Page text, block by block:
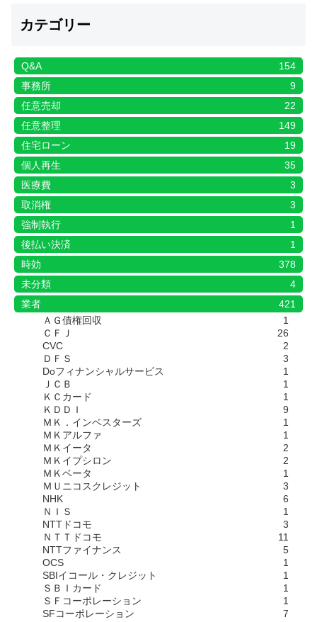
カテゴリー
Q&A
154
事務所
9
任意売却
22
任意整理
149
住宅ローン
19
個人再生
35
医療費
3
取消権
3
強制執行
1
後払い決済
1
時効
378
未分類
4
業者
421
ＡＧ債権回収
1
ＣＦＪ
26
CVC
2
ＤＦＳ
3
Doフィナンシャルサービス
1
ＪＣＢ
1
ＫＣカード
1
ＫＤＤＩ
9
ＭＫ．インベスターズ
1
ＭＫアルファ
1
ＭＫイータ
2
ＭＫイプシロン
2
ＭＫベータ
1
ＭＵニコスクレジット
3
NHK
6
ＮＩＳ
1
NTTドコモ
3
ＮＴＴドコモ
11
NTTファイナンス
5
OCS
1
SBIイコール・クレジット
1
ＳＢＩカード
1
ＳＦコーポレーション
1
SFコーポレーション
7